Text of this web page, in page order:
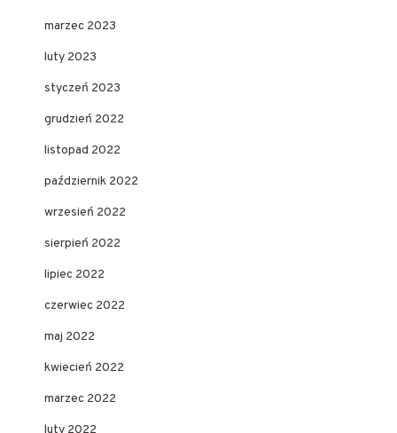
marzec 2023
luty 2023
styczeń 2023
grudzień 2022
listopad 2022
październik 2022
wrzesień 2022
sierpień 2022
lipiec 2022
czerwiec 2022
maj 2022
kwiecień 2022
marzec 2022